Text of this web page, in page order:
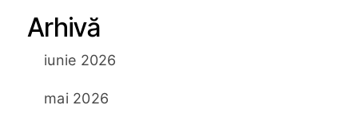
Arhivă
iunie 2026
mai 2026